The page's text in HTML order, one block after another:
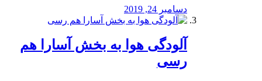
دسامبر 24, 2019
آلودگی هوا به بخش آسارا هم
رسی